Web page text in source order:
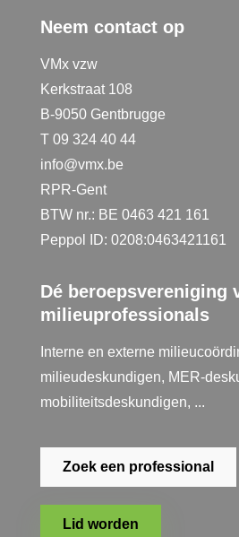
Neem contact op
VMx vzw
Kerkstraat 108
B-9050 Gentbrugge
T 09 324 40 44
info@vmx.be
RPR-Gent
BTW nr.: BE 0463 421 161
Peppol ID: 0208:0463421161
Dé beroepsvereniging
milieuprofessionals
Interne en externe
milieudeskundigen, MER-
mobiliteitsdeskundigen, ...
Zoek een professional
Lid worden